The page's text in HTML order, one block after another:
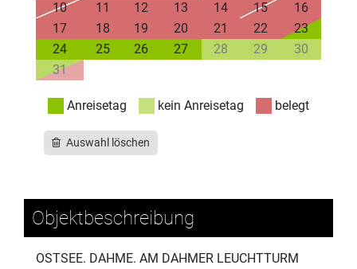
10
11 12 13 14 15
16
17
18 19 20 21 22
23
24
25 26 27 28 29
30
31
Anreisetag kein Anreisetag belegt
Auswahl löschen
Objektbeschreibung
OSTSEE. DAHME. AM DAHMER LEUCHTTURM